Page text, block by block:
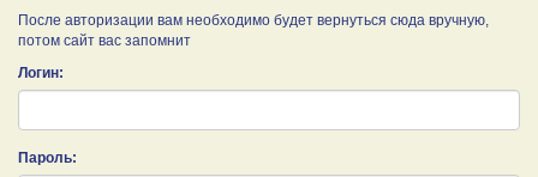
После авторизации вам необходимо будет вернуться сюда вручную,
потом сайт вас запомнит
Логин:
Пароль: